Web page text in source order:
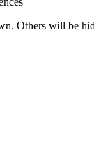
Others will be